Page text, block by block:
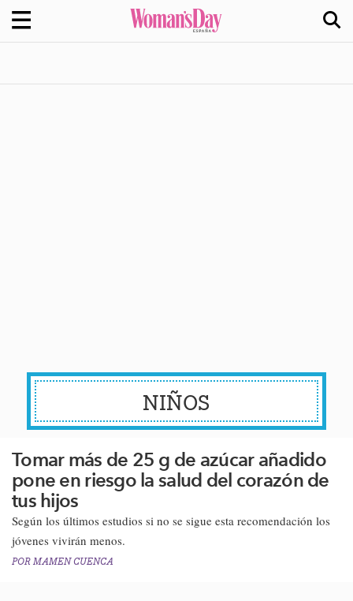
NIÑOS
Tomar más de 25 g de azúcar añadido
pone en riesgo la salud del corazón de
tus hijos
Según los últimos estudios si no se sigue esta recomendación los
jóvenes vivirán menos.
POR MAMEN CUENCA